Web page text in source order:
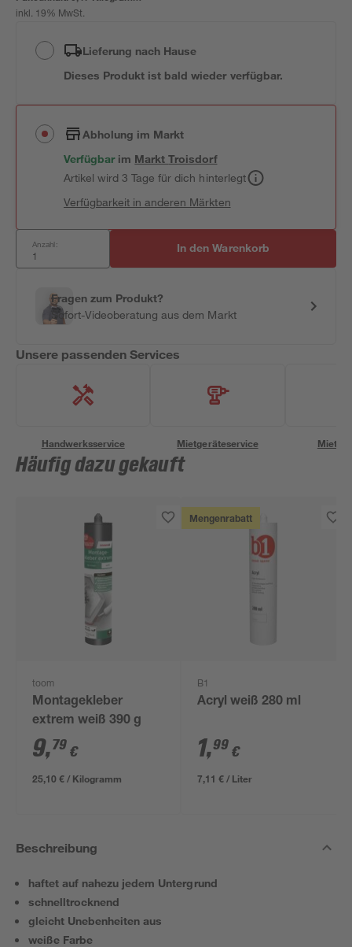
inkl. 19% MwSt.
Lieferung nach Hause
Dieses Produkt ist bald wieder verfügbar.
Abholung im Markt
Verfügbar im MarktTroisdorf
Artikel wird 3 Tage für dich hinterlegt
Verfügbarkeit in anderen Märkten
Anzahl: In den Warenkorb
Fragen zum Produkt?
Sofort-Videoberatung aus dem Markt
Unsere passenden Services
Handwerksservice Mietgeräteservice
Häufig dazu gekauft
toom
Montagekleber
extrem weiß 390 g
9,79 €
25,10 € / Kilogramm
Mengenrabatt
B1
Acryl weiß 280 ml
1,99 €
7,11 € / Liter
Beschreibung
haftet auf nahezu jedem Untergrund
schnelltrocknend
gleicht Unebenheiten aus
weiße Farbe